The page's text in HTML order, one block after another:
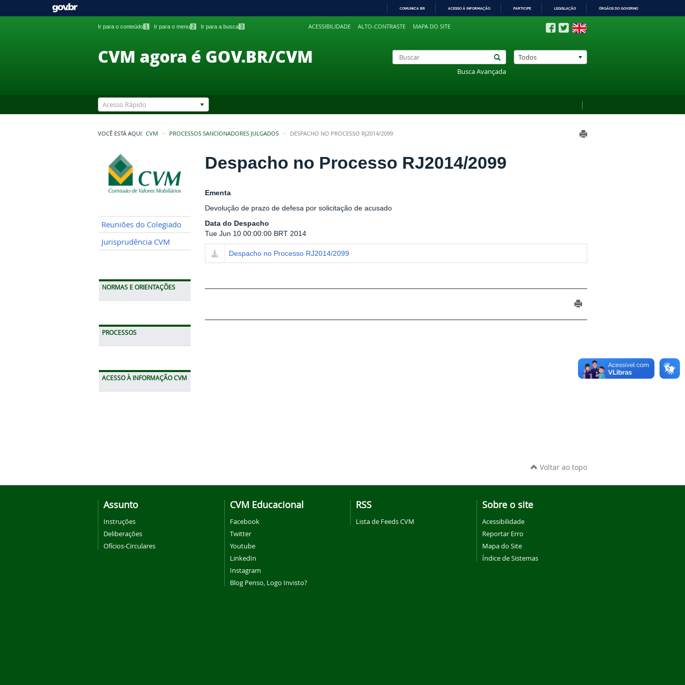
PARA
COMUNICA BR ACESSO À INFORMAÇÃO PARTICIPE LEGISLAÇÃO ÓRGÃOS DO GOVERNO
Ir para o conteúdo 1 Ir para o menu 2 Ir para a busca 3 ACESSIBILIDADE ALTO-CONTRASTE MAPA DO SITE
CVM agora é GOV.BR/CVM
Busca Avançada
Todos
Acesso Rápido
VOCÊ ESTÁ AQUI: CVM PROCESSOS SANCIONADORES JULGADOS DESPACHO NO PROCESSO RJ2014/2099
Reuniões do Colegiado
Jurisprudência CVM
NORMAS E ORIENTAÇÕES
PROCESSOS
ACESSO À INFORMAÇÃO CVM
Despacho no Processo RJ2014/2099
Ementa
Devolução de prazo de defesa por solicitação de acusado
Data do Despacho
Tue Jun 10 00:00:00 BRT 2014
Despacho no Processo RJ2014/2099
Voltar ao topo
Assunto
Instruções
Deliberações
Ofícios-Circulares
CVM Educacional
Facebook
Twitter
Youtube
LinkedIn
Instagram
Blog Penso, Logo Invisto?
RSS
Lista de Feeds CVM
Sobre o site
Acessibilidade
Reportar Erro
Mapa do Site
Índice de Sistemas